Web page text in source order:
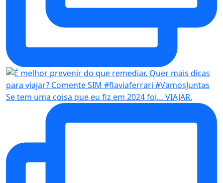
Se tem uma coisa que eu fiz em 2024 foi… VIAJAR.